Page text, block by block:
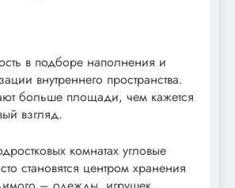
в подборе наполнения и
внутреннего пространства.
больше площади, чем кажется
взгляд.
комнатах угловые
становятся центром хранения